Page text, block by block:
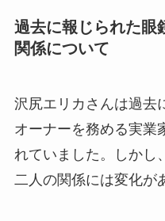
過去に報じられた眼
関係について
沢尻エリカさんは過去
オーナーを務める実業
れていました。しかし
二人の関係には変化が